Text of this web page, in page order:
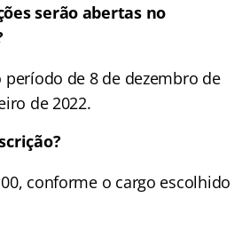
serão abertas no
período de 8 de dezembro de
de 2022.
conforme o cargo escolhido